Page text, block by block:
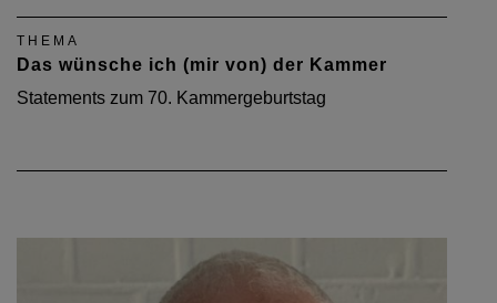
THEMA
Das wünsche ich (mir von) der Kammer
Statements zum 70. Kammergeburtstag